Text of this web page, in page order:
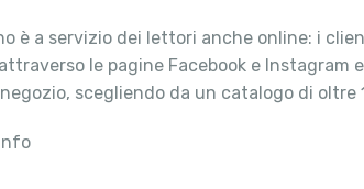
è a servizio dei lettori anche online: i
le pagine Facebook e
scegliendo da un catalogo di oltre